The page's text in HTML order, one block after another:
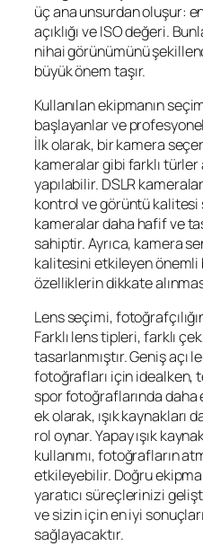
üç ana unsurdan oluşur:
açıklığı ve ISO değeri.
nihai görünümünü
büyük önem taşır.
Kullanılan ekipmanın
başlayanlar ve
İlk olarak, bir kamera
kameralar gibi farklı türler
yapılabilir. DSLR
kontrol ve görüntü kalitesi
kameralar daha hafif ve
sahiptir. Ayrıca, kamera
kalitesini etkileyen önemli
özelliklerin dikkate
Lens seçimi,
Farklı lens tipleri, farklı
tasarlanmıştır. Geniş açı
fotoğrafları için idealken,
spor fotoğraflarında
ek olarak, ışık kaynakları
rol oynar. Yapay ışık
kullanımı, fotoğrafların
etkileyebilir. Doğru
yaratıcı süreçlerinizi
ve sizin için en iyi
sağlayacaktır.